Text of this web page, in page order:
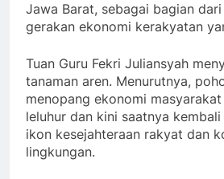
Jawa Barat, sebagai bagian
gerakan ekonomi kerakyatan
Tuan Guru Fekri Juliansyah
tanaman aren. Menurutnya,
menopang ekonomi
leluhur dan kini saatnya
ikon kesejahteraan rakyat dan
lingkungan.